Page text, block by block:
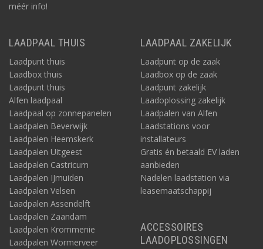
méér info!
LAADPAAL THUIS
Laadpunt thuis
Laadbox thuis
Laadpunt thuis
Alfen laadpaal
Laadpaal op zonnepanelen
Laadpalen Beverwijk
Laadpalen Heemskerk
Laadpalen Uitgeest
Laadpalen Castricum
Laadpalen IJmuiden
Laadpalen Velsen
Laadpalen Assendelft
Laadpalen Zaandam
Laadpalen Krommenie
Laadpalen Wormerveer
LAADPAAL ZAKELIJK
Laadpunt op de zaak
Laadbox op de zaak
Laadpunt zakelijk
Laadoplossing zakelijk
Laadpalen van Alfen
Laadstations voor
installateurs
Gratis én betaald EV laden
aanbieden
Nadelen laadstation via
leasemaatschappij
ACCESSOIRES
LAADOPLOSSINGEN